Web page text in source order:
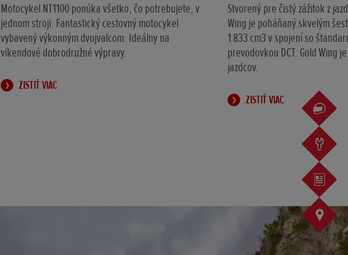
Motocykel NT1100 ponúka všetko, čo potrebujete, v
jednom stroji. Fantastický cestovný motocykel
vybavený výkonným dvojvalcom. Ideálny na
víkendové dobrodružné výpravy.
ZISTIŤ VIAC
Stvorený pre čistý zážitok z
Wing je poháňaný skvelým
1 833 cm3 v spojení so
prevodovkou DCT. Gold Wing
jazdcov.
ZISTIŤ VIAC